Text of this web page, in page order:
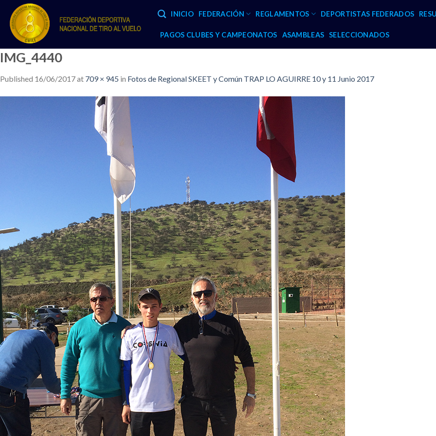
content
INICIO FEDERACIÓN REGLAMENTOS DEPORTISTAS FEDERADOS
PAGOS CLUBES Y CAMPEONATOS ASAMBLEAS SELECCIONADOS
IMG_4440
Published 16/06/2017at 709 × 945 in Fotos de Regional SKEET y Común TRAP LO AGUIRRE 10 y 11 Junio 2017